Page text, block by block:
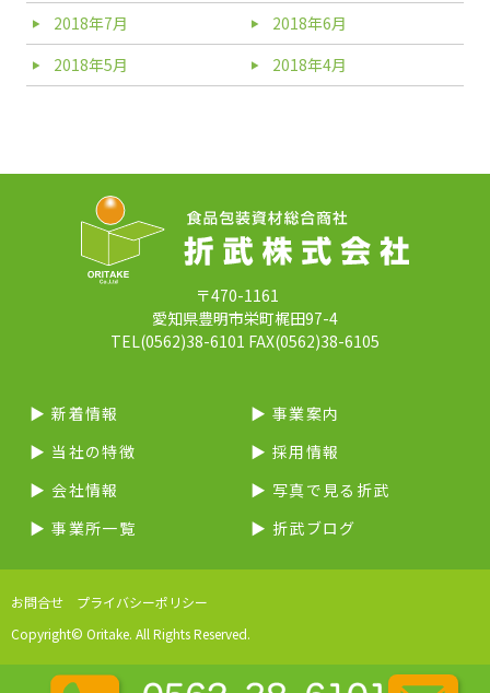
2018年7月
2018年6月
2018年5月
2018年4月
〒470-1161
愛知県豊明市栄町梶田97-4
TEL(0562)38-6101 FAX(0562)38-6105
▶︎ 新着情報
▶︎ 当社の特徴
▶︎ 会社情報
▶︎ 事業所一覧
▶︎ 事業案内
▶︎ 採用情報
▶︎ 写真で見る折武
▶︎ 折武ブログ
お問合せ
プライバシーポリシー
Copyright© Oritake. All Rights Reserved.